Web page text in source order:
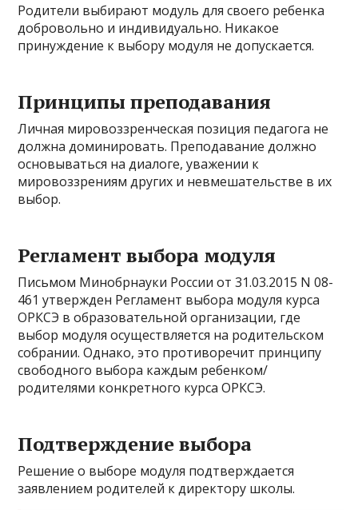
Родители выбирают модуль для своего ребенка
добровольно и индивидуально. Никакое
принуждение к выбору модуля не допускается.
Принципы преподавания
Личная мировоззренческая позиция педагога не
должна доминировать. Преподавание должно
основываться на диалоге, уважении к
мировоззрениям других и невмешательстве в их
выбор.
Регламент выбора модуля
Письмом Минобрнауки России от 31.03.2015 N 08-
461 утвержден Регламент выбора модуля курса
ОРКСЭ в образовательной организации, где
выбор модуля осуществляется на родительском
собрании. Однако, это противоречит принципу
свободного выбора каждым ребенком/
родителями конкретного курса ОРКСЭ.
Подтверждение выбора
Решение о выборе модуля подтверждается
заявлением родителей к директору школы.